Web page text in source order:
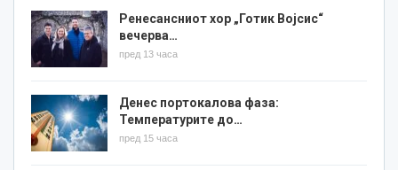
Ренесансниот хор „Готик Војсис“
вечерва…
пред 13 часа
Денес портокалова фаза:
Температурите до…
пред 15 часа